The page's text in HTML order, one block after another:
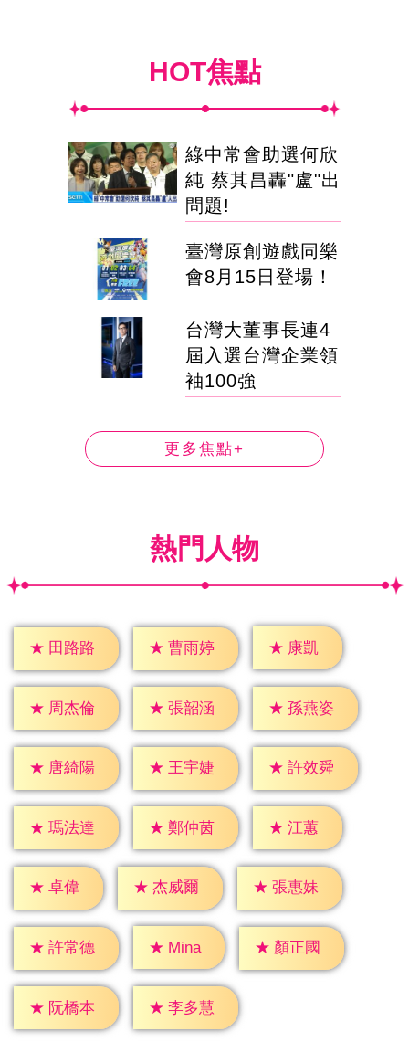
HOT焦點
綠中常會助選何欣
純 蔡其昌轟"盧"出
問題!
臺灣原創遊戲同樂
會8月15日登場！
台灣大董事長連4
屆入選台灣企業領
袖100強
更多焦點+
熱門人物
★ 田路路 ★ 曹雨婷 ★ 康凱
★ 周杰倫 ★ 張韶涵 ★ 孫燕姿
★ 唐綺陽 ★ 王宇婕 ★ 許效舜
★ 瑪法達 ★ 鄭仲茵 ★ 江蕙
★ 卓偉 ★ 杰威爾 ★ 張惠妹
★ 許常德 ★ Mina ★ 顏正國
★ 阮橋本 ★ 李多慧